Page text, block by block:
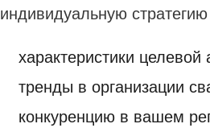
индивидуальную
характеристики целевой
тренды в организации
конкуренцию в вашем